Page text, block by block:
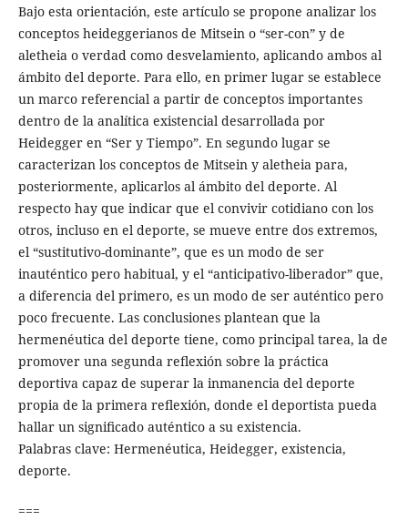
Bajo esta orientación, este artículo se propone analizar los
conceptos heideggerianos de Mitsein o “ser-con” y de
aletheia o verdad como desvelamiento, aplicando ambos al
ámbito del deporte. Para ello, en primer lugar se establece
un marco referencial a partir de conceptos importantes
dentro de la analítica existencial desarrollada por
Heidegger en “Ser y Tiempo”. En segundo lugar se
caracterizan los conceptos de Mitsein y aletheia para,
posteriormente, aplicarlos al ámbito del deporte. Al
respecto hay que indicar que el convivir cotidiano con los
otros, incluso en el deporte, se mueve entre dos extremos,
el “sustitutivo-dominante”, que es un modo de ser
inauténtico pero habitual, y el “anticipativo-liberador” que,
a diferencia del primero, es un modo de ser auténtico pero
poco frecuente. Las conclusiones plantean que la
hermenéutica del deporte tiene, como principal tarea, la de
promover una segunda reﬂexión sobre la práctica
deportiva capaz de superar la inmanencia del deporte
propia de la primera reﬂexión, donde el deportista pueda
hallar un signiﬁcado auténtico a su existencia.
Palabras clave: Hermenéutica, Heidegger, existencia,
deporte.
===